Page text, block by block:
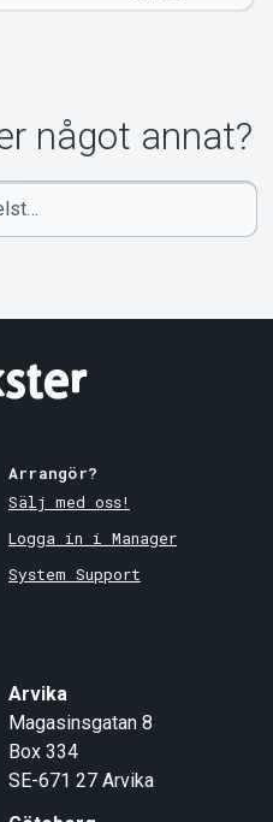
något annat?
Arrangör?
Sälj med oss!
Logga in i Manager
System Support
Arvika
Magasinsgatan 8
Box 334
SE-671 27 Arvika